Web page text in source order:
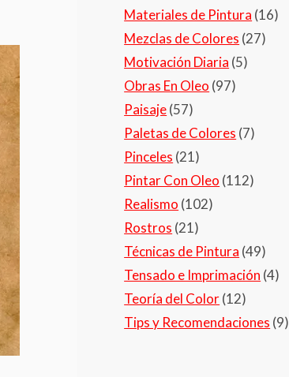
Materiales de Pintura (16)
Mezclas de Colores (27)
Motivación Diaria (5)
Obras En Oleo (97)
Paisaje(57)
Paletas de Colores (7)
Pinceles (21)
Pintar Con Oleo (112)
Realismo (102)
Rostros (21)
Técnicas de Pintura (49)
Tensado e Imprimación (4)
Teoría del Color(12)
Tips y Recomendaciones (9)